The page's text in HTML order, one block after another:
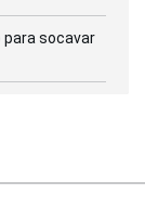
para socavar